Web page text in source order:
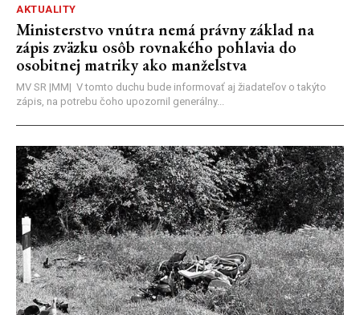
AKTUALITY
Ministerstvo vnútra nemá právny základ na
zápis zväzku osôb rovnakého pohlavia do
osobitnej matriky ako manželstva
MV SR |MM| V tomto duchu bude informovať aj žiadateľov o takýto
zápis, na potrebu čoho upozornil generálny...